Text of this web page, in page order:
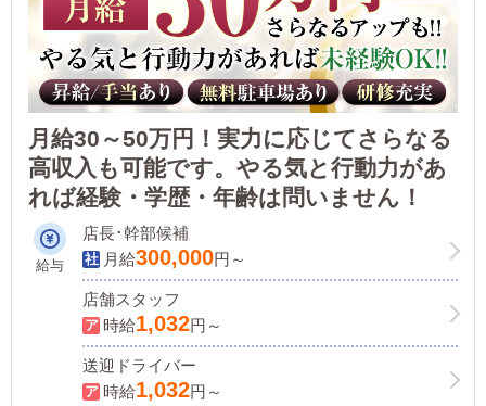
月給30～50万円！実力に応じてさらなる
高収入も可能です。やる気と行動力があ
れば経験・学歴・年齢は問いません！
給与
店長･幹部候補
月給300,000円～
店舗スタッフ
時給1,032円～
送迎ドライバー
時給1,032円～